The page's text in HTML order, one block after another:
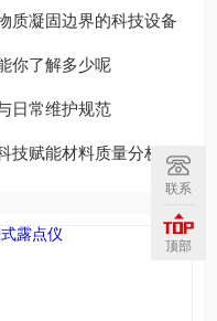
质凝固边界的科技设备
你了解多少呢
日常维护规范
技赋能材料质量分析
联系
顶部